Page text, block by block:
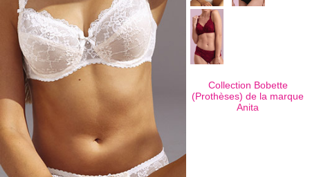
Collection Bobette
(Prothèses) de la marque
Anita